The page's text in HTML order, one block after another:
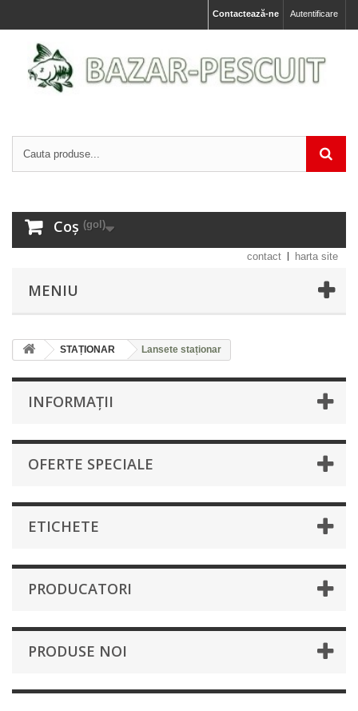
Autentificare
Contactează-ne
Coș (gol)
contact harta site
MENIU
STAȚIONAR Lansete staționar
INFORMAȚII
OFERTE SPECIALE
ETICHETE
PRODUCATORI
PRODUSE NOI